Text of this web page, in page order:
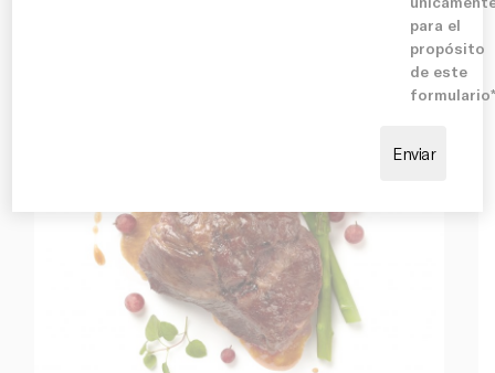
procede de las primeras 8 costillas superiores de la
para el
propósito
de este
formulario*